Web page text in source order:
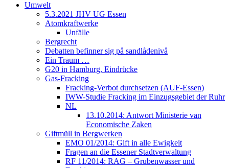
Umwelt
5.3.2021 JHV UG Essen
Atomkraftwerke
Unfälle
Bergrecht
Debatten befinner sig på sandlådenivå
Ein Traum …
G20 in Hamburg, Eindrücke
Gas-Fracking
Fracking-Verbot durchsetzen (AUF-Essen)
IWW-Studie Fracking im Einzugsgebiet der Ruhr
NL
13.10.2014: Antwort Ministerie van
Economische Zaken
Giftmüll in Bergwerken
EMO 01/2014: Gift in alle Ewigkeit
Fragen an die Essener Stadtverwaltung
RF 11/2014: RAG – Grubenwasser und